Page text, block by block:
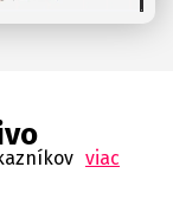
viac